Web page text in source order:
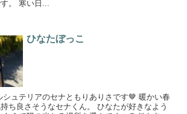
。 寒い日...
ひなたぼっこ
ュテリアのセナともりありさです🤎 暖かい春
ち良さそうなセナくん。 ひなたが好きなよう